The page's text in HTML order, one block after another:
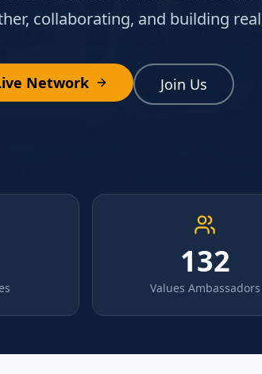
collaborating, and building
Network Join Us
132
Values Ambassadors